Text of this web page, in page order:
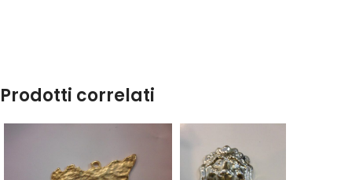
Prodotti correlati